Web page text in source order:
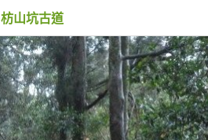
枋山坑古道